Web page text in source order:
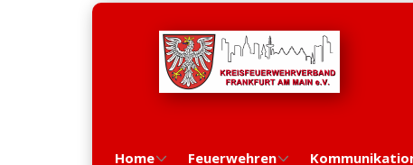
Home Feuerwehren